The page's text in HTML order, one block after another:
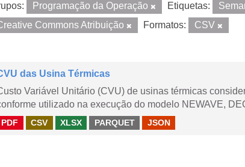
Programação da Operação Etiquetas:
Commons Atribuição
Formatos: CSV
das Usina Térmicas
Variável Unitário (CVU) de usinas térmicas
utilizado na execução do modelo NEWAVE,
PDF CSV XLSX PARQUET JSON